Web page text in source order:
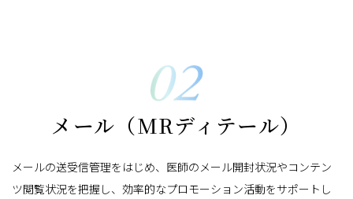
メール（MRディテール）
メールの送受信管理をはじめ、医師のメール開封状況やコンテン
ツ閲覧状況を把握し、効率的なプロモーション活動をサポートし